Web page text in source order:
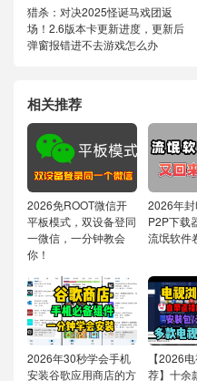
猎杀：对决2025怪诞马戏团返
场！2.6版本卡更新进度，更新后
弹窗报错进不去游戏怎么办
相关推荐
2026免ROOT微信开
平板模式，双设备登同
一微信，一分钟教会
你！
2026年封
P2P下载
流氓软件
2026年30秒学会手机
安装谷歌应用商店的方
【2026
荐】十余